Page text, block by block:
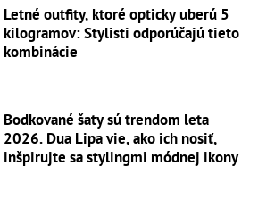
Letné outfity, ktoré opticky uberú 5
kilogramov: Stylisti odporúčajú tieto
kombinácie
Bodkované šaty sú trendom leta
2026. Dua Lipa vie, ako ich nosiť,
inšpirujte sa stylingmi módnej ikony